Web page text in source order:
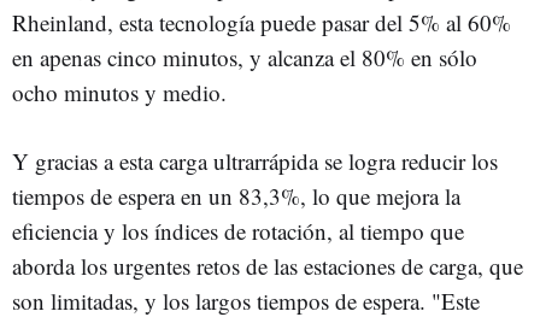
Rheinland, esta tecnología puede pasar del 5% al 60%
en apenas cinco minutos, y alcanza el 80% en sólo
ocho minutos y medio.
Y gracias a esta carga ultrarrápida se logra reducir los
tiempos de espera en un 83,3%, lo que mejora la
eficiencia y los índices de rotación, al tiempo que
aborda los urgentes retos de las estaciones de carga, que
son limitadas, y los largos tiempos de espera. "Este